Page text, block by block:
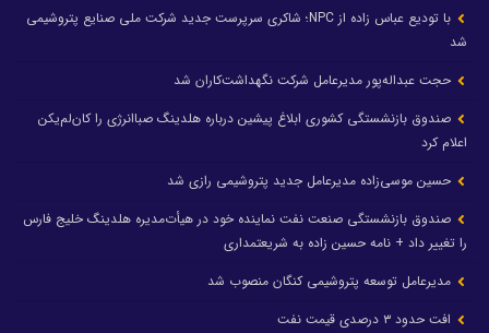
با تودیع عباس زاده از NPC؛ شاکری سرپرست جدید شرکت ملی صنایع پتروشیمی
شد
حجت عبداله‌پور مدیرعامل شرکت نگهداشت‌کاران شد
صندوق بازنشستگی کشوری ابلاغ پیشین درباره هلدینگ صباانرژی را کان‌لم‌یکن
اعلام کرد
حسین موسی‌زاده مدیرعامل جدید پتروشیمی رازی شد
صندوق بازنشستگی صنعت نفت نماینده خود در هیأت‌مدیره هلدینگ خلیج فارس
را تغییر داد + نامه حسین زاده به شریعتمداری
مدیرعامل توسعه پتروشیمی کنگان منصوب شد
افت حدود ۳ درصدی قیمت نفت